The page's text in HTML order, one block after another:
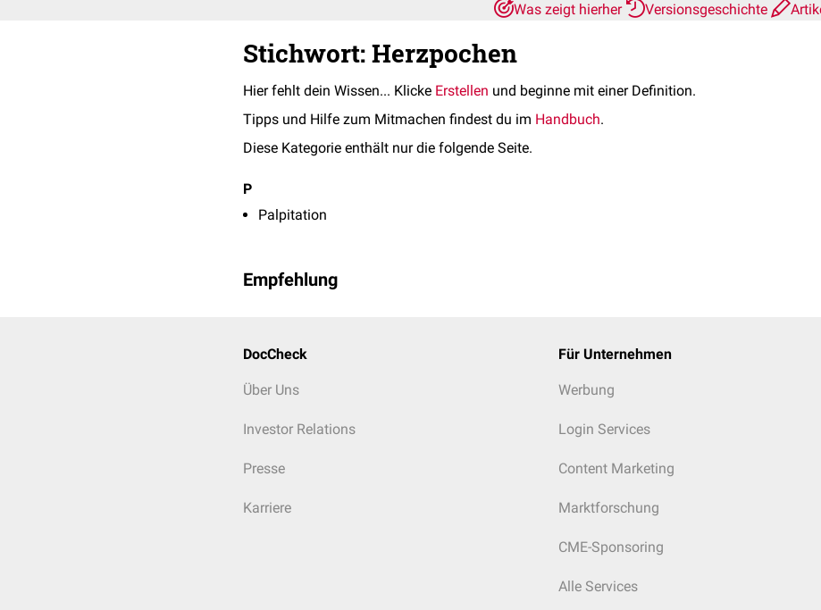
Was zeigt hierher
Versionsgeschichte
Stichwort: Herzpochen
Hier fehlt dein Wissen... Klicke Erstellen und beginne mit einer Definition.
Tipps und Hilfe zum Mitmachen findest du im Handbuch.
Diese Kategorie enthält nur die folgende Seite.
P
Palpitation
Empfehlung
DocCheck
Über Uns
Investor Relations
Presse
Karriere
Für Unternehmen
Werbung
Login Services
Content Marketing
Marktforschung
CME-Sponsoring
Alle Services